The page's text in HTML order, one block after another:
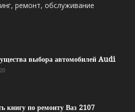
ремонт, обслуживание
выбора автомобилей Audi
книгу по ремонту Ваз 2107